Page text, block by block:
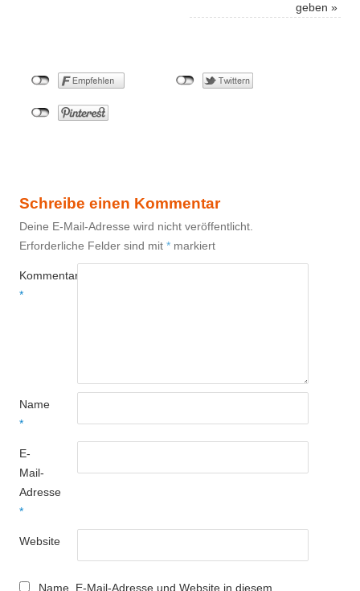
geben »
Schreibe einen Kommentar
Deine E-Mail-Adresse wird nicht veröffentlicht.
Erforderliche Felder sind mit * markiert
Kommentar
*
Name
*
E-
Mail-
Adresse
*
Website
Name, E-Mail-Adresse und Website in diesem